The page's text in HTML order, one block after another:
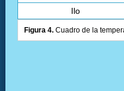
Ilo
Figura 4. Cuadro de la